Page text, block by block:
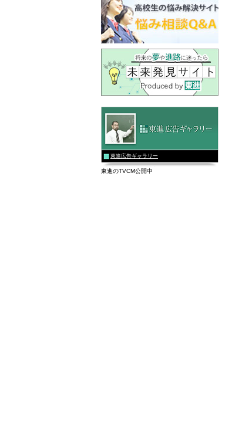
東進広告ギャラリー
東進のTVCM公開中